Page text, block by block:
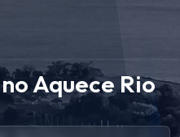
Aquece Rio